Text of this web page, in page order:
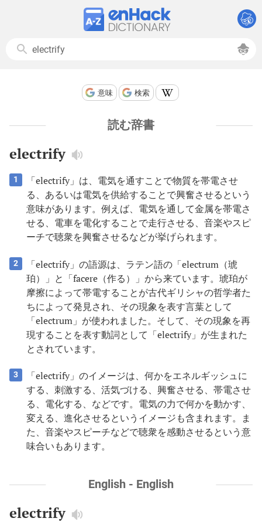
意味 検索
読む辞書
electrify
1
「electrify」は、電気を通すことで物質を帯電させ
る、あるいは電気を供給することで興奮させるという
意味があります。例えば、電気を通して金属を帯電さ
せる、電車を電化することで走行させる、音楽やスピ
ーチで聴衆を興奮させるなどが挙げられます。
2
「electrify」の語源は、ラテン語の「electrum（琥
珀）」と「facere（作る）」から来ています。琥珀が
摩擦によって帯電することが古代ギリシャの哲学者た
ちによって発見され、その現象を表す言葉として
「electrum」が使われました。そして、その現象を再
現することを表す動詞として「electrify」が生まれた
とされています。
3
「electrify」のイメージは、何かをエネルギッシュに
する、刺激する、活気づける、興奮させる、帯電させ
る、電化する、などです。電気の力で何かを動かす、
変える、進化させるというイメージも含まれます。ま
た、音楽やスピーチなどで聴衆を感動させるという意
味合いもあります。
English - English
electrify